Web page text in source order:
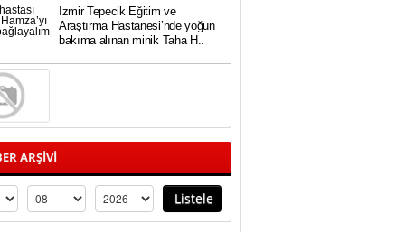
İzmir Tepecik Eğitim ve
Araştırma Hastanesi’nde yoğun
bakıma alınan minik Taha H..
ARŞİVİ